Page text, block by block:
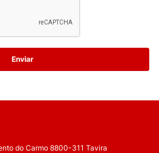
do Carmo 8800-311 Tavira